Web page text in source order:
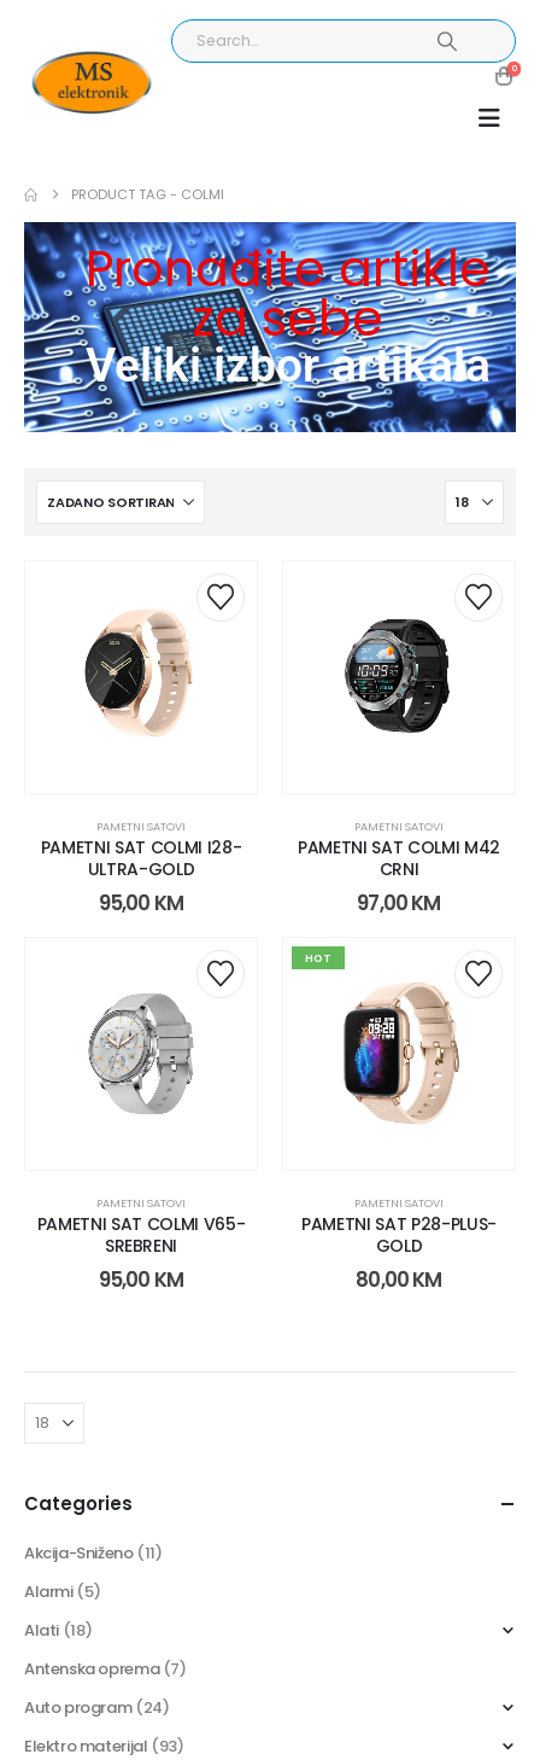
0
PRODUCT TAG - COLMI
Pronađite artikle
za sebe
Veliki izbor artikala
PAMETNI SATOVI
PAMETNI SAT COLMI I28-
ULTRA-GOLD
95,00 KM
PAMETNI SATOVI
PAMETNI SAT COLMI M42
CRNI
97,00KM
PAMETNI SATOVI
PAMETNI SAT COLMI V65-
SREBRENI
95,00 KM
HOT
PAMETNI SATOVI
PAMETNI SAT P28-PLUS-
GOLD
80,00KM
Categories
Akcija-Sniženo (11)
Alarmi (5)
Alati (18)
Antenska oprema (7)
Auto program (24)
Elektro materijal (93)